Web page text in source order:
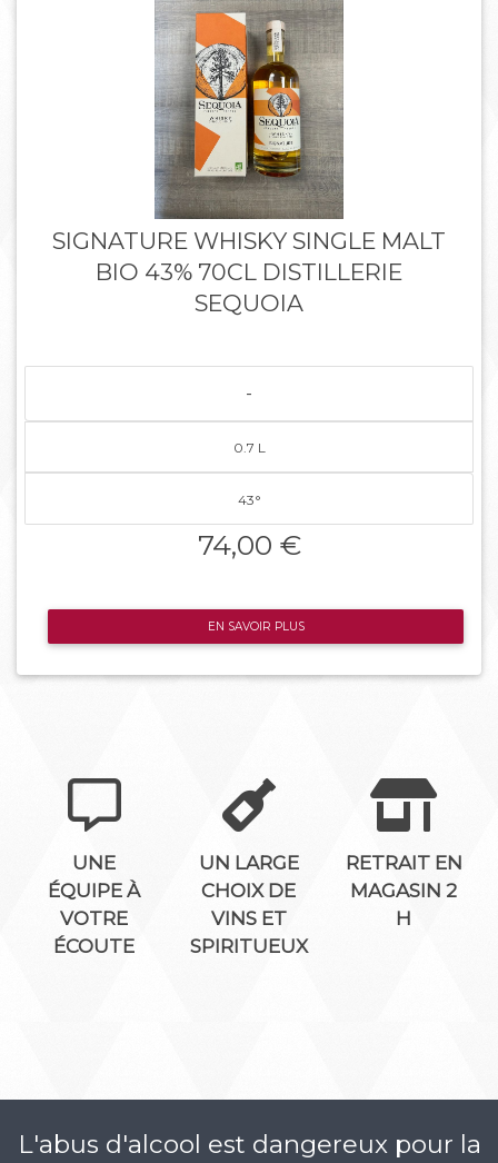
SIGNATURE WHISKY SINGLE MALT
BIO 43% 70CL DISTILLERIE
SEQUOIA
-
0.7 L
43°
74,00 €
EN SAVOIR PLUS
UNE
ÉQUIPE À
VOTRE
ÉCOUTE
UN LARGE
CHOIX DE
VINS ET
SPIRITUEUX
RETRAIT EN
MAGASIN 2
H
L'abus d'alcool est dangereux pour la